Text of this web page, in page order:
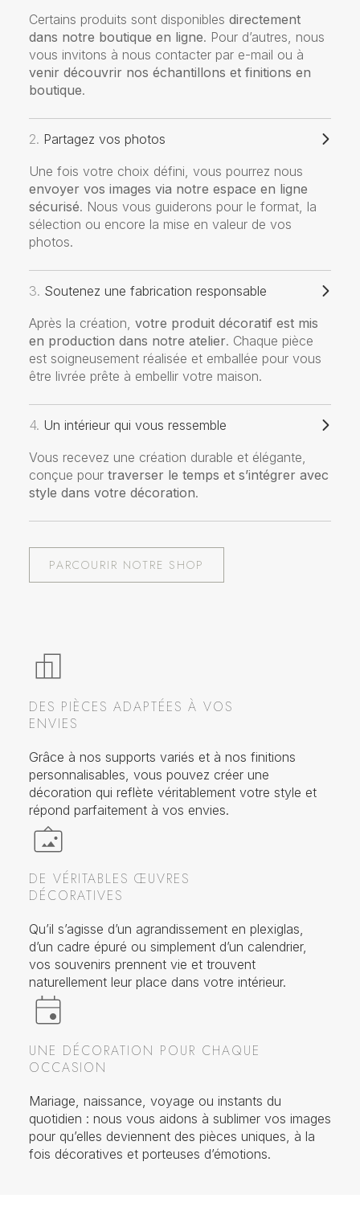
Certains produits sont disponibles directement
dans notre boutique en ligne. Pour d’autres, nous
vous invitons à nous contacter par e-mail ou à
venir découvrir nos échantillons et finitions en
boutique.
2. Partagez vos photos
Une fois votre choix défini, vous pourrez nous
envoyer vos images via notre espace en ligne
sécurisé. Nous vous guiderons pour le format, la
sélection ou encore la mise en valeur de vos
photos.
3. Soutenez une fabrication responsable
Après la création, votre produit décoratif est mis
en production dans notre atelier. Chaque pièce
est soigneusement réalisée et emballée pour vous
être livrée prête à embellir votre maison.
4. Un intérieur qui vous ressemble
Vous recevez une création durable et élégante,
conçue pour traverser le temps et s’intégrer avec
style dans votre décoration.
PARCOURIR NOTRE SHOP
DES PIÈCES ADAPTÉES À VOS
ENVIES
Grâce à nos supports variés et à nos finitions
personnalisables, vous pouvez créer une
décoration qui reflète véritablement votre style et
répond parfaitement à vos envies.
DE VÉRITABLES ŒUVRES
DÉCORATIVES
Qu’il s’agisse d’un agrandissement en plexiglas,
d’un cadre épuré ou simplement d’un calendrier,
vos souvenirs prennent vie et trouvent
naturellement leur place dans votre intérieur.
UNE DÉCORATION POUR CHAQUE
OCCASION
Mariage, naissance, voyage ou instants du
quotidien : nous vous aidons à sublimer vos images
pour qu’elles deviennent des pièces uniques, à la
fois décoratives et porteuses d’émotions.